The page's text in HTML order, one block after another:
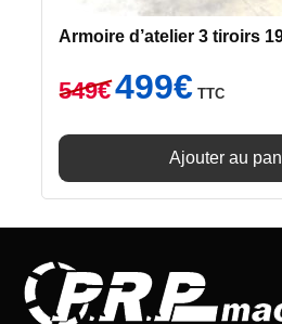
Armoire d’atelier 3 tiroirs
549€
Le
prix
499€prix
est :
TTC
Ajouter au